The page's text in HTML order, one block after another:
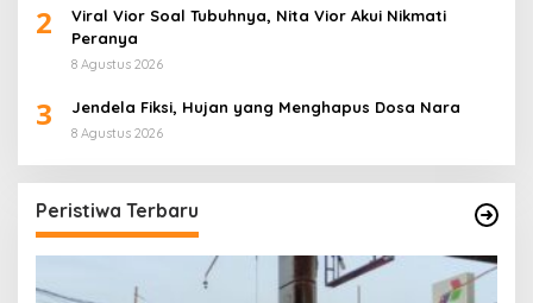
2
Viral Vior Soal Tubuhnya, Nita Vior Akui Nikmati
Peranya
8 Agustus 2026
3 Jendela Fiksi, Hujan yang Menghapus Dosa Nara
8 Agustus 2026
Peristiwa Terbaru